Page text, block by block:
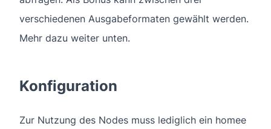
verschiedenen Ausgabeformaten gewählt werden.
Mehr dazu weiter unten.
Konfiguration
Zur Nutzung des Nodes muss lediglich ein homee